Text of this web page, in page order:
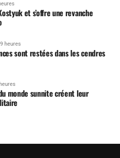
et s’offre une revanche
heures
sont restées dans les cendres
monde sunnite créent leur